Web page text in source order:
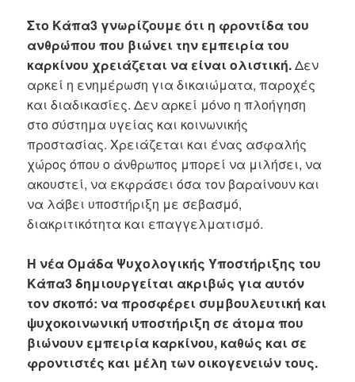
Στο Κάπα3 γνωρίζουμε ότι η φροντίδα του
ανθρώπου που βιώνει την εμπειρία του
καρκίνου χρειάζεται να είναι ολιστική.Δεν
αρκεί η ενημέρωση για δικαιώματα, παροχές
και διαδικασίες. Δεν αρκεί μόνο η πλοήγηση
στο σύστημα υγείας και κοινωνικής
προστασίας. Χρειάζεται και ένας ασφαλής
χώρος όπου ο άνθρωπος μπορεί να μιλήσει, να
ακουστεί, να εκφράσει όσα τον βαραίνουν και
να λάβει υποστήριξη με σεβασμό,
διακριτικότητα και επαγγελματισμό.
Η νέα Ομάδα Ψυχολογικής Υποστήριξης του
Κάπα3 δημιουργείται ακριβώς για αυτόν
τον σκοπό: να προσφέρει συμβουλευτική και
ψυχοκοινωνική υποστήριξη σε άτομα που
βιώνουν εμπειρία καρκίνου, καθώς και σε
φροντιστές και μέλη των οικογενειών τους.